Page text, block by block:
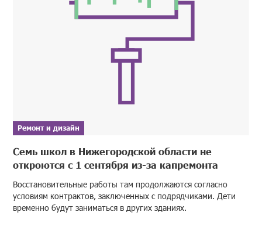
Ремонт и дизайн
Семь школ в Нижегородской области не
откроются с 1 сентября из-за капремонта
Восстановительные работы там продолжаются согласно
условиям контрактов, заключенных с подрядчиками. Дети
временно будут заниматься в других зданиях.